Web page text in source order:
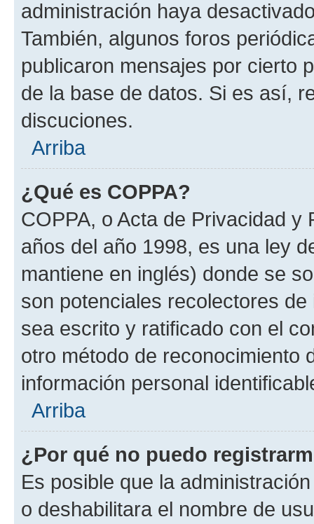
administración haya
También, algunos foros
publicaron mensajes por cierto
de la base de datos. Si es así,
discuciones.
Arriba
¿Qué es COPPA?
COPPA, o Acta de Privacidad
años del año 1998, es una ley
mantiene en inglés) donde se
son potenciales recolectores
sea escrito y ratificado con el
otro método de reconocimiento
información personal
Arriba
¿Por qué no puedo
Es posible que la
o deshabilitara el nombre de